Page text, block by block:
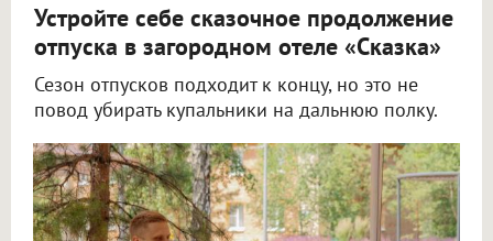
Устройте себе сказочное продолжение
отпуска в загородном отеле «Сказка»
Сезон отпусков подходит к концу, но это не
повод убирать купальники на дальнюю полку.